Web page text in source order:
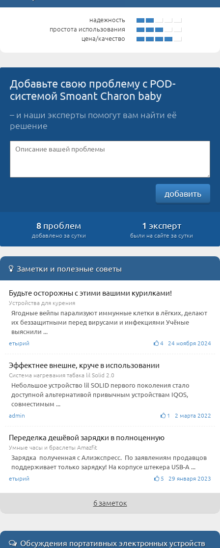
надежность
простота использования
цена/качество
Добавьте свою проблему с POD-
системой Smoant Charon baby
– и наши эксперты помогут вам найти её
решение
добавить
8 проблем
добавлено за сутки
1 эксперт
были на сайте за сутки
Заметки и полезные советы
Будьте осторожны с этими вашими курилками!
Устройства для курения
Ягодные вейпы парализуют иммунные клетки в лёгких, делают
их беззащитными перед вирусами и инфекциями Учёные
выяснили ...
етырий 4 24 ноября 2024
Эффектнее внешне, круче в использовании
Система нагревания табака lil Solid 2.0
Небольшое устройство lil SOLID первого поколения стало
доступной альтернативой привычным устройствам IQOS,
совместимым ...
admin 1 2 марта 2022
Переделка дешёвой зарядки в полноценную
Умные часы и браслеты Amazfit
Зарядка полученная с Алиэкспресс. По заявлениям продавцов
поддерживает только зарядку! На корпусе штекера USB-А ...
етырий 5 29 января 2023
6 заметок
Обсуждения портативных электронных устройств